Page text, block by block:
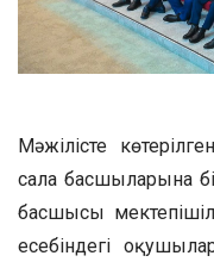
Мәжілісте
сала басшыларына
басшысы
есебіндегі